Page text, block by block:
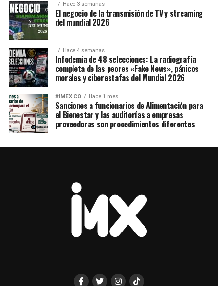
Hace 3 semanas
El negocio de la transmisión de TV y streaming
del mundial 2026
Hace 4 semanas
Infodemia de 48 selecciones: La radiografía
completa de las peores «Fake News», pánicos
morales y ciberestafas del Mundial 2026
#IMEXICO Hace 1 mes
Sanciones a funcionarios de Alimentación para
el Bienestar y las auditorías a empresas
proveedoras son procedimientos diferentes